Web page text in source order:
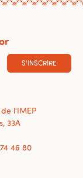
S'INSCRIRE
l'IMEP
33A
46 80